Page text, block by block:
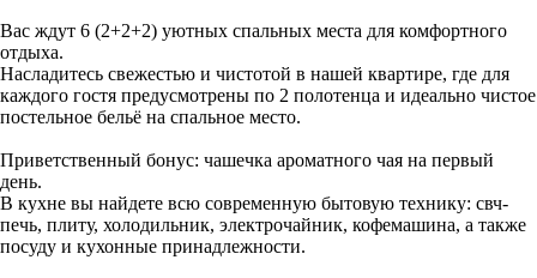
Вас ждут 6 (2+2+2) уютных спальных места для комфортного
отдыха.
Насладитесь свежестью и чистотой в нашей квартире, где для
каждого гостя предусмотрены по 2 полотенца и идеально чистое
постельное бельё на спальное место.
Приветственный бонус: чашечка ароматного чая на первый
день.
В кухне вы найдете всю современную бытовую технику: свч-
печь, плиту, холодильник, электрочайник, кофемашина, а также
посуду и кухонные принадлежности.